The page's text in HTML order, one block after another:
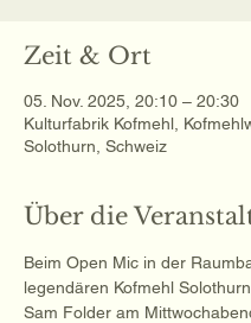
Zeit & Ort
05. Nov. 2025, 20:10 – 20:30
Kulturfabrik Kofmehl,
Solothurn, Schweiz
Über die
Beim Open Mic in der
legendären Kofmehl
Sam Folder am